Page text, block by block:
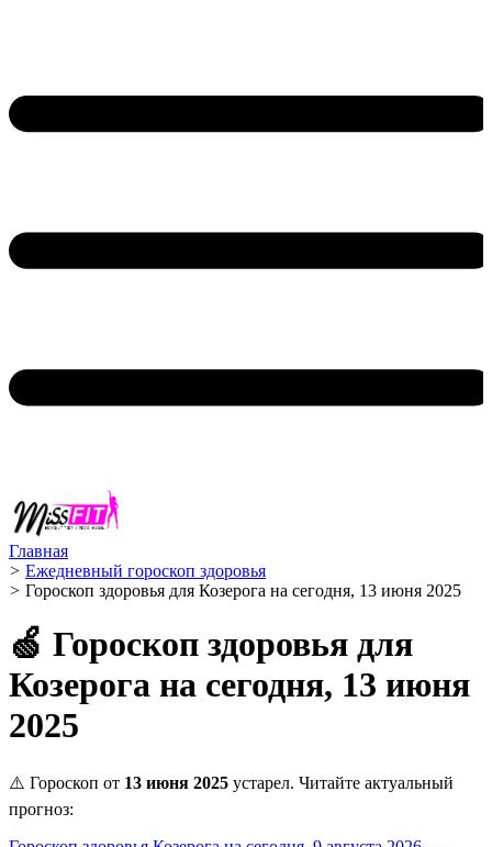
Главная
> Ежедневный гороскоп здоровья
> Гороскоп здоровья для Козерога на сегодня, 13 июня 2025
🍏 Гороскоп здоровья для
Козерога на сегодня, 13 июня
2025
⚠️ Гороскоп от 13 июня 2025 устарел. Читайте актуальный
прогноз: